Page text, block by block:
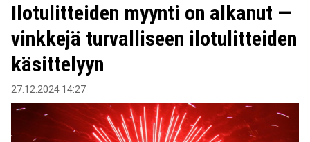
Ilotulitteiden myynti on alkanut —
vinkkejä turvalliseen ilotulitteiden
käsittelyyn
27.12.2024 14:27